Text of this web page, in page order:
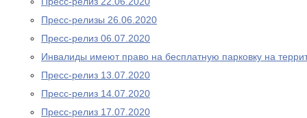
Пресс-релизы 26.06.2020
Пресс-релиз 06.07.2020
Инвалиды имеют право на бесплатную парковку на
Пресс-релиз 13.07.2020
Пресс-релиз 14.07.2020
Пресс-релиз 17.07.2020